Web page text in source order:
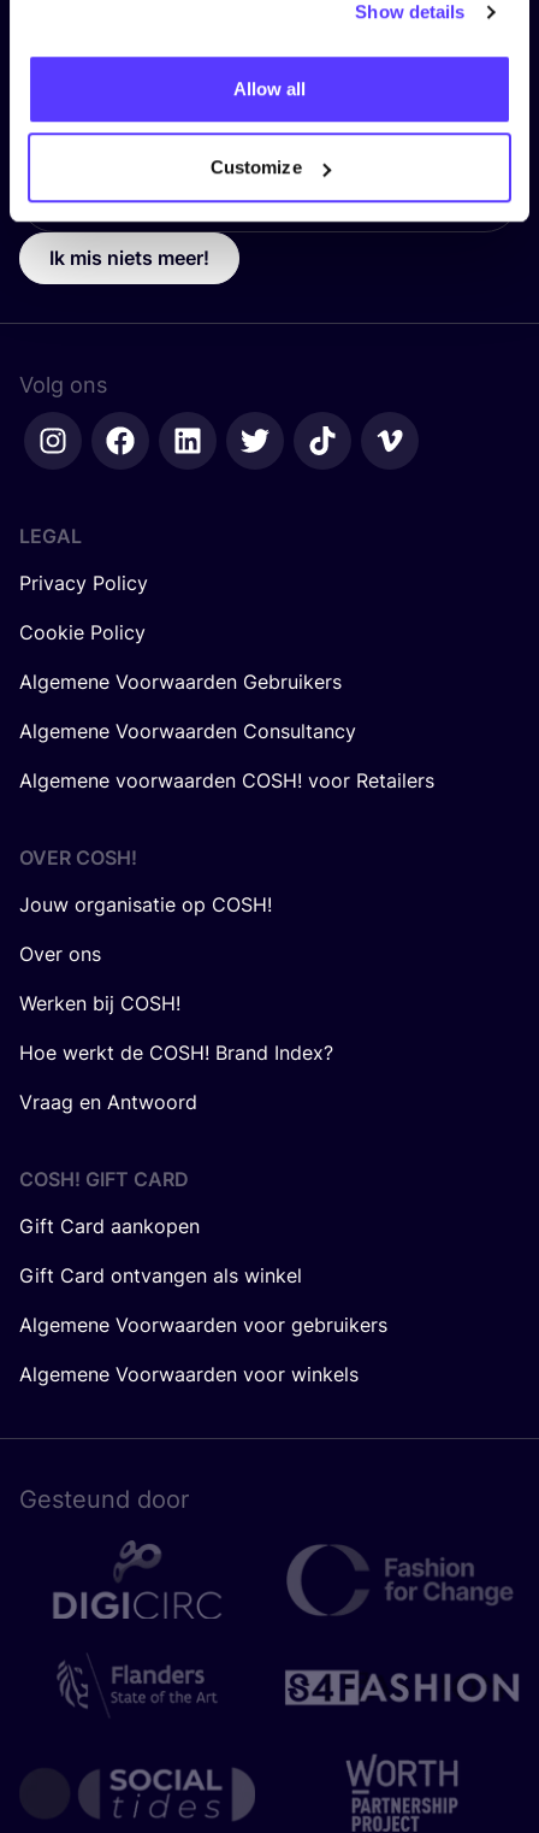
Show details
Allow all
Customize
Ik mis niets meer!
Volg ons
LEGAL
Privacy Policy
Cookie Policy
Algemene Voorwaarden Gebruikers
Algemene Voorwaarden Consultancy
Algemene voorwaarden COSH! voor Retailers
OVER COSH!
Jouw organisatie op COSH!
Over ons
Werken bij COSH!
Hoe werkt de COSH! Brand Index?
Vraag en Antwoord
COSH! GIFT CARD
Gift Card aankopen
Gift Card ontvangen als winkel
Algemene Voorwaarden voor gebruikers
Algemene Voorwaarden voor winkels
Gesteund door